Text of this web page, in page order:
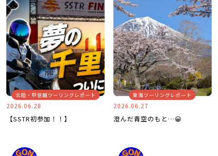
北陸・甲信越ツーリングレポート
2026.06.28
【SSTR初参加！！】
東海ツーリングレポート
2026.06.27
澄んだ青空のもと…😀